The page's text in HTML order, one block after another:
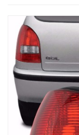
Anterior